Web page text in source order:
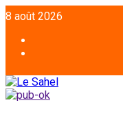
8 août 2026